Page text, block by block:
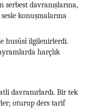
serbest davranışlarına,
konuşmalarına
husûsî ilgilenirlerdi.
harçlık
davranırlardı. Bir tek
oturup ders tarif